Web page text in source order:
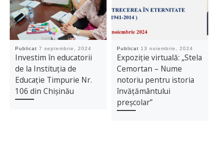
Publicat7 septembrie, 2024
Investim în educatorii
de la Instituția de
Educație Timpurie Nr.
106 din Chișinău
Publicat 13 noiembrie, 2024
Expoziție virtuală: „Stela
Cemortan – Nume
notoriu pentru istoria
învățământului
preșcolar”